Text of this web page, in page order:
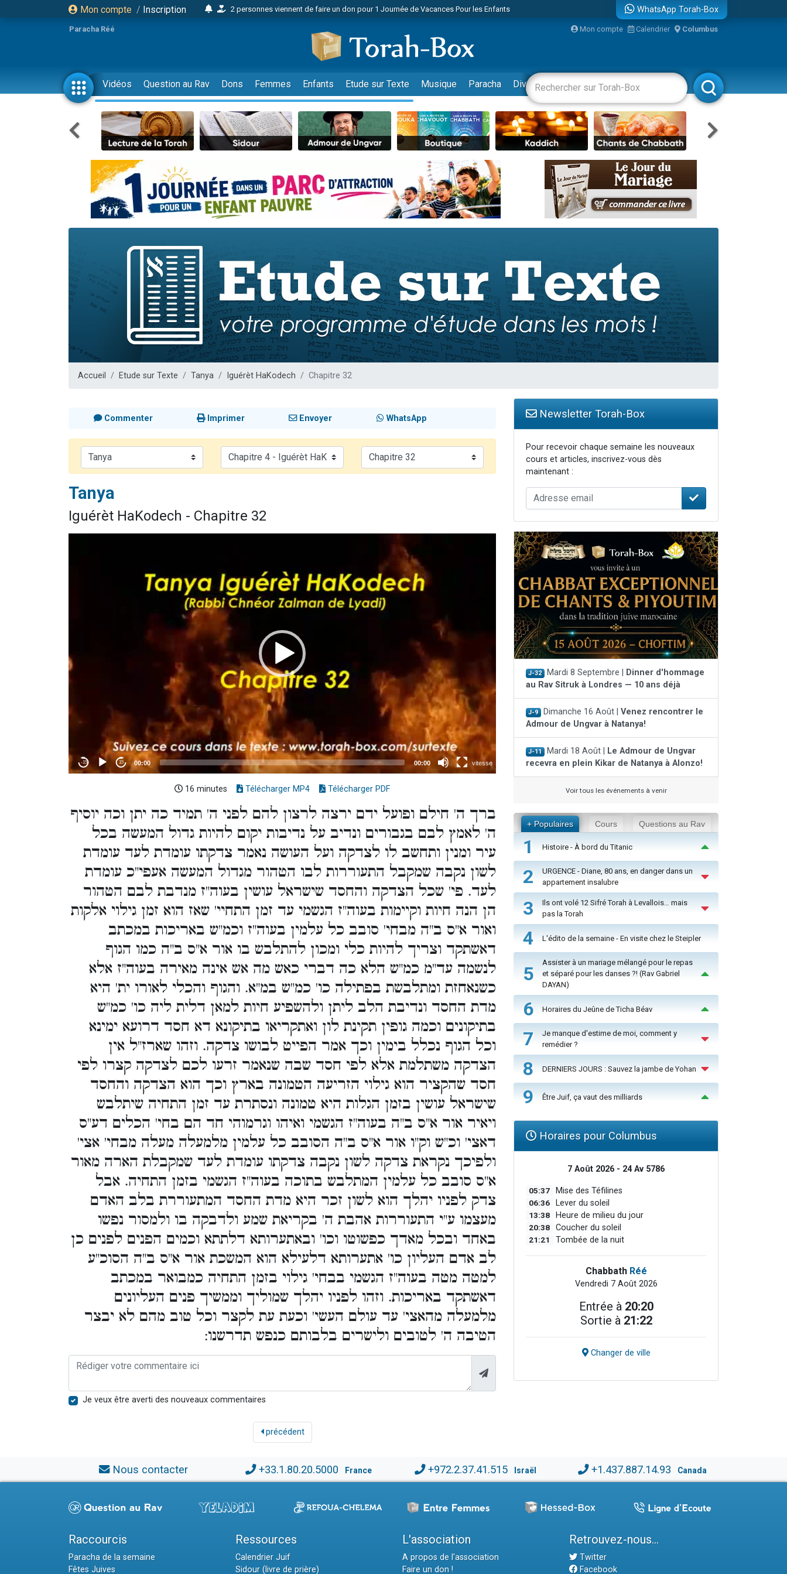
Mon compte / Inscription
2 personnes viennent de faire un don pour 1 Journée de Vacances Pour les Enfants
4 personnes viennent de nous rejoindre sur WhatsApp
Il reste 49 places pour étudier en groupe sur Zoom
23 personnes viennent de faire un don pour Diane, 80 ans, dans un appartement insalubre
Eva vient de donner son Maasser
4 personnes viennent de nous rejoindre sur WhatsApp
3 personnes viennent de nous rejoindre sur WhatsApp
3 personnes viennent de faire un don pour 5 jours de vacances aux Orphelins
2 personnes viennent de nous rejoindre sur WhatsApp
13 personnes viennent de demander une bénédiction
12 nouvelles musiques dans Torah-Box Music
3 personnes viennent de nous rejoindre sur WhatsApp
2 personnes viennent de nous rejoindre sur WhatsApp
3 personnes viennent de nous rejoindre sur WhatsApp
2 nouvelles musiques dans Torah-Box Music
4 personnes viennent de faire un don pour Reloger Rivka, 6 enfants, victime de violences...
WhatsApp Torah-Box
Paracha Réé Mon compte Calendrier Columbus
Vidéos Question au Rav Dons Femmes Enfants Etude sur Texte Musique Paracha Divertissements Livres Rabbanim
Accueil Etude sur Texte Tanya Iguérèt HaKodech Chapitre 32
Commenter Imprimer Envoyer WhatsApp
Tanya
Iguérèt HaKodech - Chapitre 32
16 minutes Télécharger MP4 Télécharger PDF
ברך ה' חילם ופועל ידם ירצה לרצון להם לפני ה' תמיד כה יתן וכה יוסיף
ה' לאמץ לבם בגבורים ונדיב על נדיבות יקום להיות גדול המעשה בכל
עיר ומנין ותחשב לו לצדקה ועל העושה נאמר צדקתו עומדת לעד עומדת
לשון נקבה שמקבל התעוררות לבו הטהור מגדול המעשה אעפי"כ עומדת
לעד. פי' שכל הצדקה והחסד שישראל עושין בעוה"ז מנדבת לבם הטהור
הן הנה חיות וקיימות בעוה"ז הגשמי עד זמן התחיי' שאז הוא זמן גילוי אלקות
ואור א"ס ב"ה מבחי' סובב כל עלמין בעוה"ז וכמ"ש באריכות במכתב
דאשתקד וצריך להיות כלי ומכון להתלבש בו אור א"ס ב"ה כמו הגוף
לנשמה עד"מ כמ"ש הלא כה דברי כאש מה אש אינה מאירה בעוה"ז אלא
כשנאחזת ומתלבשת בפתילה כו' כמ"ש במ"א. והגוף והכלי לאורו ית' היא
מדת החסד ונדיבת הלב ליתן ולהשפיע חיות למאן דלית ליה כו' כמ"ש
בתיקונים וכמה גופין תקינת לון ואתקריאו בתיקונא דא חסד דרועא ימינא
וכל הגוף נכלל בימין וכך אמר הפייט לבושו צדקה. וזהו שארז"ל אין
הצדקה משתלמת אלא לפי חסד שבה שנאמר זרעו לכם לצדקה קצרו לפי
חסד שהקציר הוא גילוי הזריעה הטמונה בארץ וכך הוא הצדקה והחסד
שישראל עושין בזמן הגלות היא טמונה ונסתרת עד זמן התחיה שיתלבש
ויאיר אור א"ס ב"ה בעוה"ז הגשמי ואיהו וגרמוהי חד הם בחי' הכלים דע"ס
דאצי' וכ"ש וק"ו אור א"ס ב"ה הסובב כל עלמין מלמעלה מעלה מבחי' אצי'
ולפיכך נקראת צדקה לשון נקבה צדקתו עומדת לעד שמקבלת הארה מאור
א"ס סובב כל עלמין המתלבש בתוכה בעוה"ז הגשמי בזמן התחיה. אבל
צדק לפניו יהלך הוא לשון זכר היא מדת החסד המתעוררת בלב האדם
מעצמו ע"י התעוררות אהבת ה' בקריאת שמע ולדבקה בו ולמסור נפשו
באחד ובכל מאדך כפשוטו וכו' ובאתערותא דלתתא וכמים הפנים לפנים כן
לב אדם העליון כו' אתערותא דלעילא הוא המשכת אור א"ס ב"ה הסוכ"ע
למטה מטה בעוה"ז הגשמי בבחי' גילוי בזמן התחיה כמבואר במכתב
דאשתקד באריכות. וזהו לפניו יהלך שמוליך וממשיך פנים העליונים
מלמעלה מהאצי' עד עולם העשי' וכעת עת לקצר וכל טוב מהם לא יבצר
הטיבה ה' לטובים ולישרים בלבותם כנפש תדרשנו:
Je veux être averti des nouveaux commentaires
précédent
Newsletter Torah-Box
Pour recevoir chaque semaine les nouveaux
cours et articles, inscrivez-vous dès
maintenant :
J-32 Mardi 8 Septembre |
Dinner d'hommage
au Rav Sitruk à Londres — 10 ans déjà
J-9 Dimanche 16 Août | Venez rencontrer le
Admour de Ungvar à Natanya!
J-11 Mardi 18 Août |
Le Admour de Ungvar
recevra en plein Kikar de Natanya à Alonzo!
Voir tous les événements à venir
+ Populaires Cours Questions au Rav
1 Histoire - À bord du Titanic
2
URGENCE - Diane, 80 ans, en danger dans un
appartement insalubre
3
Ils ont volé 12 Sifré Torah à Levallois… mais
pas la Torah
4 L'édito de la semaine - En visite chez le Steipler
5
Assister à un mariage mélangé pour le repas
et séparé pour les danses ?! (Rav Gabriel
DAYAN)
6 Horaires du Jeûne de Ticha Béav
7
Je manque d'estime de moi, comment y
remédier ?
8 DERNIERS JOURS : Sauvez la jambe de Yohan
9 Être Juif, ça vaut des milliards
Horaires pour Columbus
7 Août 2026 - 24 Av 5786
05:37 Mise des Téfilines
06:36 Lever du soleil
13:38 Heure de milieu du jour
20:38 Coucher du soleil
21:21 Tombée de la nuit
Chabbath Réé
Vendredi 7 Août 2026
Entrée à 20:20
Sortie à 21:22
Changer de ville
Nous contacter +33.1.80.20.5000 France +972.2.37.41.515 Israël +1.437.887.14.93 Canada
Raccourcis
Paracha de la semaine
Fêtes Juives
Ressources
Calendrier Juif
Sidour (livre de prière)
L'association
A propos de l'association
Faire un don !
Retrouvez-nous...
Twitter
Facebook